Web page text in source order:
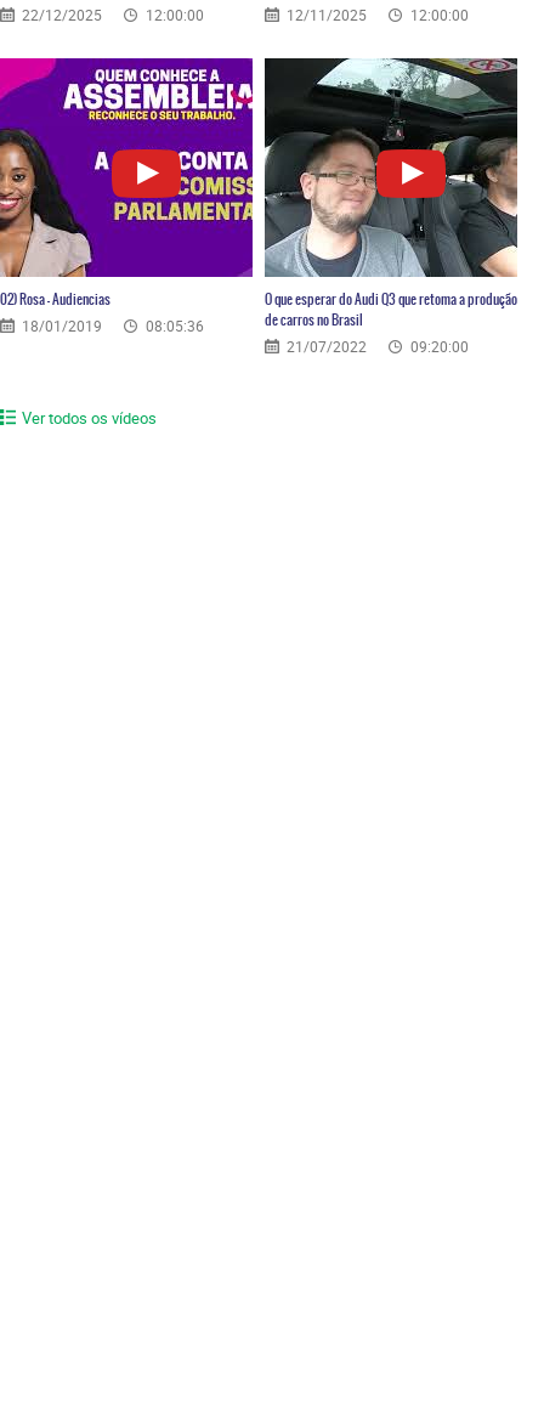
22/12/2025 12:00:00 12/11/2025 12:00:00
02) Rosa – Audiencias
18/01/2019 08:05:36
O que esperar do Audi Q3 que retoma a produção
de carros no Brasil
21/07/2022 09:20:00
Ver todos os vídeos